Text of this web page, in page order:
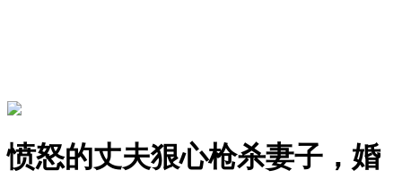
愤怒的丈夫狠心枪杀妻子，婚